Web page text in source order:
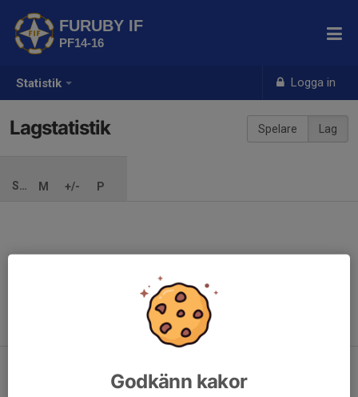
Statistik Logga in
FURUBY IF
PF14-16
Spelare Lag
Lagstatistik
SÄSONG M +/- P
Ingen säsong inlagd
Godkänn kakor